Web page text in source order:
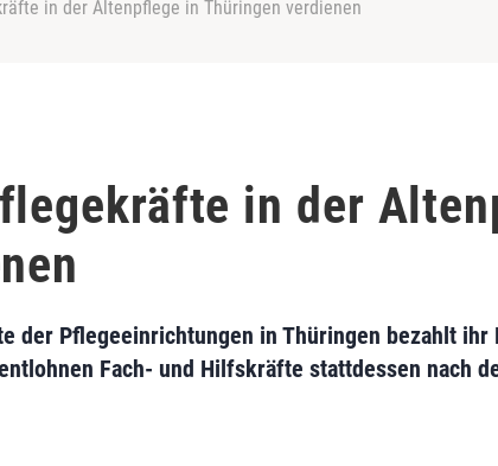
in der Altenpflege in Thüringen verdienen
in der
der Pflegeeinrichtungen in Thüringen bezahlt
Fach- und Hilfskräfte stattdessen nach